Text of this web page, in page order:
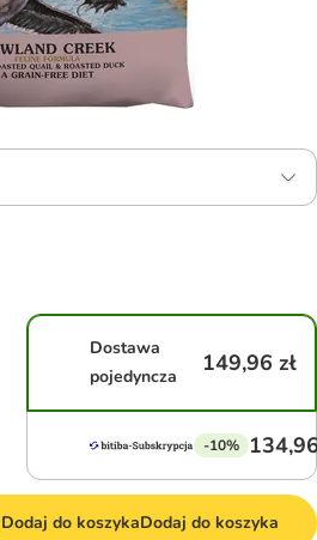
Dostawa
pojedyncza
149,96 zł
-10%
Dodaj do koszykaDodaj do koszyka